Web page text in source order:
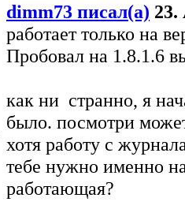
dimm73 писал(а) 23.
работает только на
Пробовал на 1.8.1.6
как ни странно, я
было. посмотри
хотя работу с
тебе нужно именно
работающая?